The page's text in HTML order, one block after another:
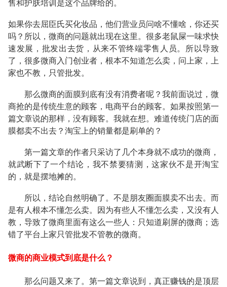
售和护肤培训是这个品牌给的。
如果你去屈臣氏买化妆品，他们营业员问啥不懂啥，你还买
吗？所以，微商的问题就出现在这里。很多老鼠屎一味求快
速发展，批发出去货，从来不管终端零售人员。所以导致
了，很多微商入门创业者，根本不知道怎么卖，问上家，上
家也不教，只管批发。
那么微商的面膜到底有没有消费者呢？我前面说过，微
商抢的是传统生意的顾客，电商平台的顾客。如果按照第一
篇文章说的那样，没有顾客。我就在想。难道传统门店的面
膜都卖不出去？淘宝上的销量都是刷单的？
第一篇文章的作者只采访了几个本身就不成功的微商，
就武断下了一个结论，我不禁要猜测，这家伙不是开淘宝
的，就是摆地摊的。
所以，结论自然明确了。不是朋友圈面膜卖不出去。而
是有人根本不懂怎么卖。因为有些人不懂怎么卖，又没有人
教，导致了微商里面有这么一些人：只知道刷屏的微商；选
错了平台上家只管批发不管教的微商。
微商的商业模式到底是什么？
那么问题又来了。第一篇文章说到，真正赚钱的是顶层